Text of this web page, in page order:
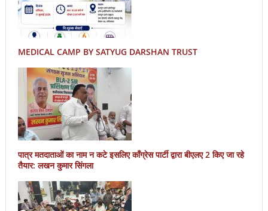
MEDICAL CAMP BY SATYUG DARSHAN TRUST
पात्र मतदाताओं का नाम न कटे इसलिए काँग्रेस पार्टी द्वारा बीएलए 2 किए जा रहे
तैयार: लखन कुमार सिंगला